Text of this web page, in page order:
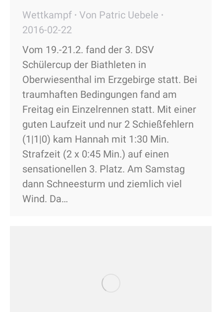
Wettkampf
Von Patric Uebele
2016-02-22
Vom 19.-21.2. fand der 3. DSV
Schülercup der Biathleten in
Oberwiesenthal im Erzgebirge statt. Bei
traumhaften Bedingungen fand am
Freitag ein Einzelrennen statt. Mit einer
guten Laufzeit und nur 2 Schießfehlern
(1|1|0) kam Hannah mit 1:30 Min.
Strafzeit (2 x 0:45 Min.) auf einen
sensationellen 3. Platz. Am Samstag
dann Schneesturm und ziemlich viel
Wind. Da…